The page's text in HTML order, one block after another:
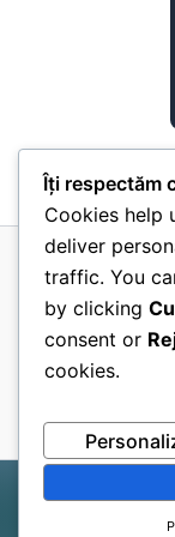
Consiliul
Avizier
Blog
Îți respectăm
Cookies help
deliver
traffic. You
by clicking
consent or
cookies.